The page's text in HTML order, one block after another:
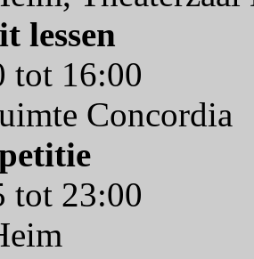
lessen
tot 16:00
Concordia
tot 23:00